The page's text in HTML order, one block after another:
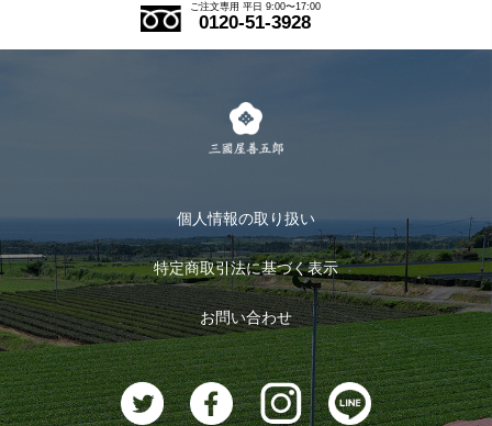
式部の香りシリーズ
お茶のギフト
おすすめのお茶
お茶に合うスイーツ
ログイン
ログアウト
ご注文専用 平日 9:00〜17:00
0120-51-3928
個人情報の取り扱い
特定商取引法に基づく表示
お問い合わせ